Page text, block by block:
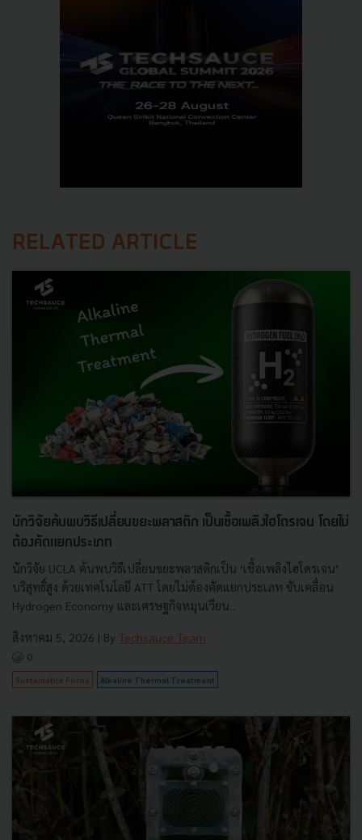
RELATED ARTICLE
นักวิจัยค้นพบวิธีเปลี่ยนขยะพลาสติก เป็นเชื้อเพลิงไฮโดรเจน โดยไม่
ต้องคัดแยกประเภท
นักวิจัย UCLA ค้นพบวิธีเปลี่ยนขยะพลาสติกเป็น ‘เชื้อเพลิงไฮโดรเจน’
บริสุทธิ์สูง ด้วยเทคโนโลยี ATT โดยไม่ต้องคัดแยกประเภท ขับเคลื่อน
Hydrogen Economy และเศรษฐกิจหมุนเวียน...
สิงหาคม 5, 2026 | By Techsauce Team
0
Sustainable Focus Alkaline Thermal Treatment